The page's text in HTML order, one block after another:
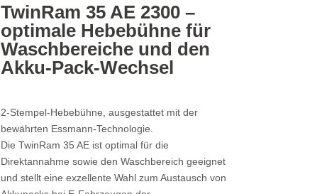
TwinRam 35 AE 2300 –
optimale Hebebühne für
Waschbereiche und den
Akku-Pack-Wechsel
2-Stempel-Hebebühne, ausgestattet mit der
bewährten Essmann-Technologie.
Die TwinRam 35 AE ist optimal für die
Direktannahme sowie den Waschbereich geeignet
und stellt eine exzellente Wahl zum Austausch von